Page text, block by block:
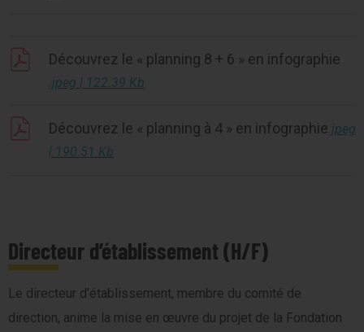
Découvrez le « planning 8 + 6 » en infographie
.jpeg | 122.39 Kb
Découvrez le « planning à 4 » en infographie.jpeg
| 190.51 Kb
Directeur d’établissement (H/F)
Le directeur d’établissement, membre du comité de
direction, anime la mise en œuvre du projet de la Fondation